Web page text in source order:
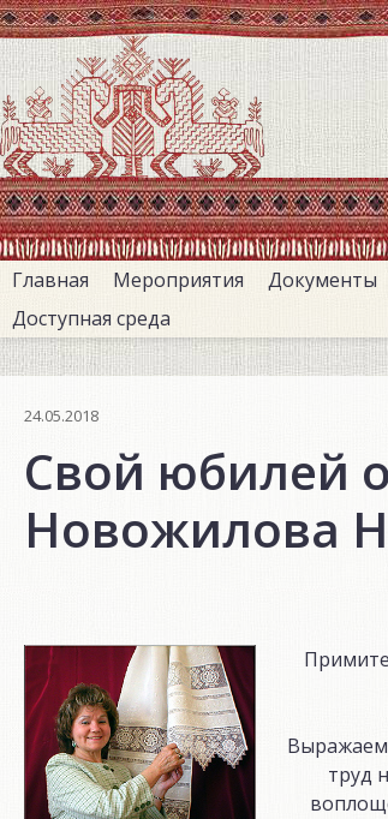
Перейти
к
основному
содержанию
Главная Мероприятия Документы
Доступная среда
24.05.2018
Свой юбилей
Новожилова
Выражаем
труд